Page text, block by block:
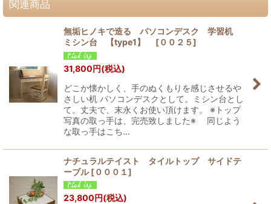
関連商品
無垢ヒノキで造る パソコンデスク 学習机
ミシン台 【type1】
[００２５]
31,800円(税込)
どこか懐かしく、手のぬくもりを感じさせるや
さしい机 パソコンデスクとして。ミシン台とし
て。丈夫で、末永くお使い頂けます。 ※トップ
写真の取っ手は、完売致しました※ 同じよう
な取っ手はこち…
ナチュラルテイスト タイルトップ サイドテ
ーブル [０００１]
23,800円(税込)